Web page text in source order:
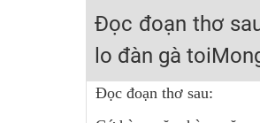
Học online lớp 2 với thầy
Hot! Lễ hội đồng giá
Khuyến Mãi Khoá Học 1K
Đọc đoạn thơ
lo đàn gà
Đọc đoạn thơ sau: